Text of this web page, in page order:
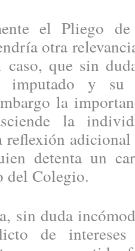
Pliego de
otra
caso, que sin
imputado y su
la
la
reflexión
detenta un
del Colegio.
duda
de